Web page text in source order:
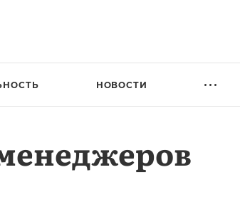
НОВОСТИ